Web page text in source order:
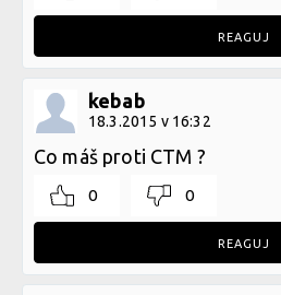
REAGUJ
kebab
18.3.2015 v 16:32
Co máš proti CTM ?
0 0
REAGUJ